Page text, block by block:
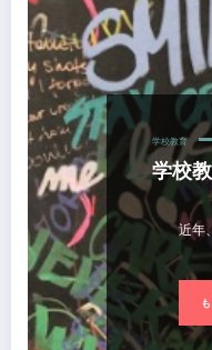
学校教育
学校
近年